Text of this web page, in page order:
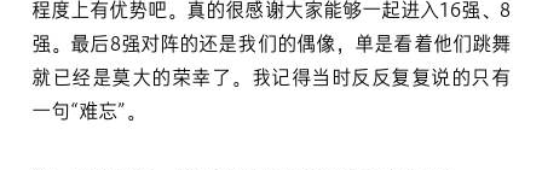
程度上有优势吧。真的很感谢大家能够一起进入16强、8
强。最后8强对阵的还是我们的偶像，单是看着他们跳舞
就已经是莫大的荣幸了。我记得当时反反复复说的只有
一句“难忘”。